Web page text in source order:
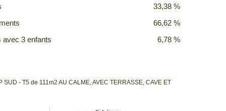
33,38 %
66,62 %
avec 3 enfants 6,78 %
SUD - T5 de 111m2 AU CALME, AVEC TERRASSE, CAVE ET